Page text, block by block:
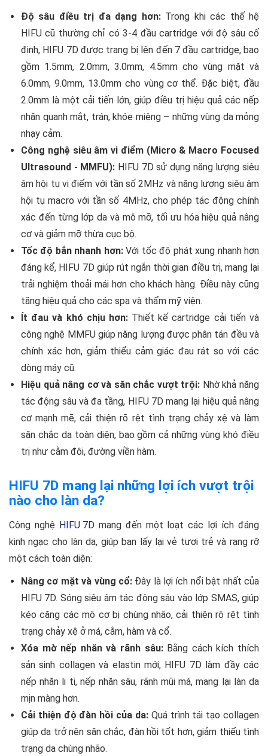
Độ sâu điều trị đa dạng hơn:Trong khi các thế hệ
HIFU cũ thường chỉ có 3-4 đầu cartridge với độ sâu cố
định, HIFU 7D được trang bị lên đến 7 đầu cartridge, bao
gồm 1.5mm, 2.0mm, 3.0mm, 4.5mm cho vùng mặt và
6.0mm, 9.0mm, 13.0mm cho vùng cơ thể. Đặc biệt, đầu
2.0mm là một cải tiến lớn, giúp điều trị hiệu quả các nếp
nhăn quanh mắt, trán, khóe miệng – những vùng da mỏng
nhạy cảm.
Công nghệ siêu âm vi điểm (Micro & Macro Focused
Ultrasound - MMFU): HIFU 7D sử dụng năng lượng siêu
âm hội tụ vi điểm với tần số 2MHz và năng lượng siêu âm
hội tụ macro với tần số 4MHz, cho phép tác động chính
xác đến từng lớp da và mô mỡ, tối ưu hóa hiệu quả nâng
cơ và giảm mỡ thừa cục bộ.
Tốc độ bắn nhanh hơn:Với tốc độ phát xung nhanh hơn
đáng kể, HIFU 7D giúp rút ngắn thời gian điều trị, mang lại
trải nghiệm thoải mái hơn cho khách hàng. Điều này cũng
tăng hiệu quả cho các spa và thẩm mỹ viện.
Ít đau và khó chịu hơn:Thiết kế cartridge cải tiến và
công nghệ MMFU giúp năng lượng được phân tán đều và
chính xác hơn, giảm thiểu cảm giác đau rát so với các
dòng máy cũ.
Hiệu quả nâng cơ và săn chắc vượt trội: Nhờ khả năng
tác động sâu và đa tầng, HIFU 7D mang lại hiệu quả nâng
cơ mạnh mẽ, cải thiện rõ rệt tình trạng chảy xệ và làm
săn chắc da toàn diện, bao gồm cả những vùng khó điều
trị như cằm đôi, đường viền hàm.
HIFU 7D mang lại những lợi ích vượt trội
nào cho làn da?
Công nghệ HIFU 7Dmang đến một loạt các lợi ích đáng
kinh ngạc cho làn da, giúp bạn lấy lại vẻ tươi trẻ và rạng rỡ
một cách toàn diện:
Nâng cơ mặt và vùng cổ:Đây là lợi ích nổi bật nhất của
HIFU 7D. Sóng siêu âm tác động sâu vào lớp SMAS, giúp
kéo căng các mô cơ bị chùng nhão, cải thiện rõ rệt tình
trạng chảy xệ ở má, cằm, hàm và cổ.
Xóa mờ nếp nhăn và rãnh sâu:Bằng cách kích thích
sản sinh collagen và elastin mới, HIFU 7D làm đầy các
nếp nhăn li ti, nếp nhăn sâu, rãnh mũi má, mang lại làn da
mịn màng hơn.
Cải thiện độ đàn hồi của da:Quá trình tái tạo collagen
giúp da trở nên săn chắc, đàn hồi tốt hơn, giảm thiểu tình
trạng da chùng nhão.